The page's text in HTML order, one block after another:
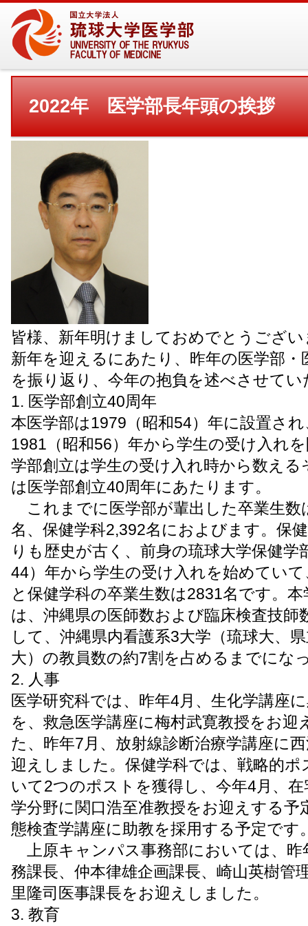
2022年 医学部長年頭の挨拶
皆様、新年明けましておめでとうござ
新年を迎えるにあたり、昨年の医学部・
を振り返り、今年の抱負を述べさせて
1. 医学部創立40周年
本医学部は1979（昭和54）年に設置さ
1981（昭和56）年から学生の受け入れ
学部創立は学生の受け入れ時から数える
は医学部創立40周年にあたります。
これまでに医学部が輩出した卒業生数
名、保健学科2,392名におよびます。保
りも歴史が古く、前身の琉球大学保健学
44）年から学生の受け入れを始めてい
と保健学科の卒業生数は2831名です。
は、沖縄県の医師数および臨床検査技師
して、沖縄県内看護系3大学（琉球大、
大）の教員数の約7割を占めるまでにな
2. 人事
医学研究科では、昨年4月、生化学講座
を、救急医学講座に梅村武寛教授をお迎
た、昨年7月、放射線診断治療学講座に
迎えしました。保健学科では、戦略的ポ
いて2つのポストを獲得し、今年4月、
学分野に関口浩至准教授をお迎えする予
態検査学講座に助教を採用する予定です
上原キャンパス事務部においては、昨
務課長、仲本律雄企画課長、崎山英樹管
里隆司医事課長をお迎えしました。
3. 教育